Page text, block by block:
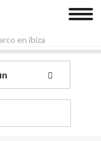
en ibiza